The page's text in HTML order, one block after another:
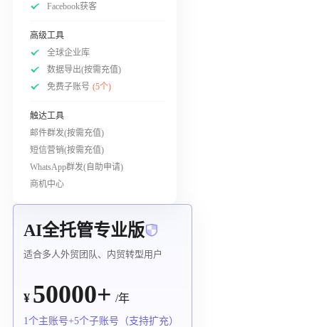
Facebook获客
高级工具
全球企业库
数据导出(按需充值)
免费子账号 (5个)
触达工具
邮件群发(按需充值)
短信营销(按需充值)
WhatsApp群发(自助申请)
商机中心
AI全托管专业版
适合多人外贸团队、内贸转型用户
¥ 50000+ /年
1个主账号+5个子账号（支持扩充）